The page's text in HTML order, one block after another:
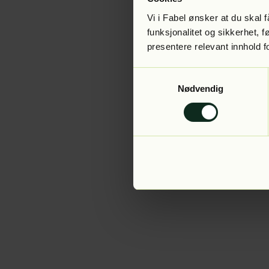
Vi i Fabel ønsker at du skal
funksjonalitet og sikkerhet,
presentere relevant innhold
Nødvendig
Application